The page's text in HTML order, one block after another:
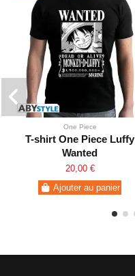
One Piece
T-shirt One Piece Luffy
Wanted
20,00 €
Ajouter au panier